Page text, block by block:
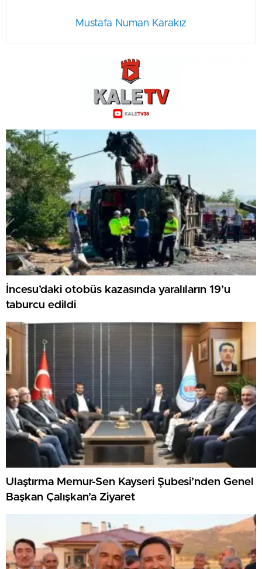
Mustafa Numan Karakız
İncesu’daki otobüs kazasında yaralıların 19’u
taburcu edildi
Ulaştırma Memur-Sen Kayseri Şubesi’nden Genel
Başkan Çalışkan’a Ziyaret